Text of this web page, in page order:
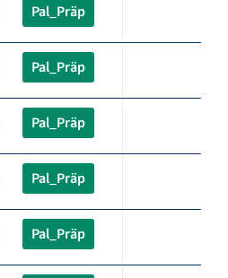
Pal_Präp
Pal_Präp
Pal_Präp
Pal_Präp
Pal_Präp